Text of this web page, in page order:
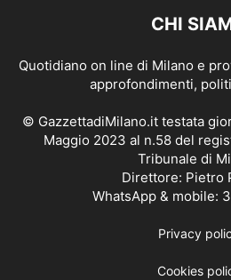
CHI
Quotidiano on line di Milano e
approfondimenti,
© GazzettadiMilano.it testata
Maggio 2023 al n.58 del
Tribunale di
Direttore: Pietro
WhatsApp & mobile:
Privacy
Cookies